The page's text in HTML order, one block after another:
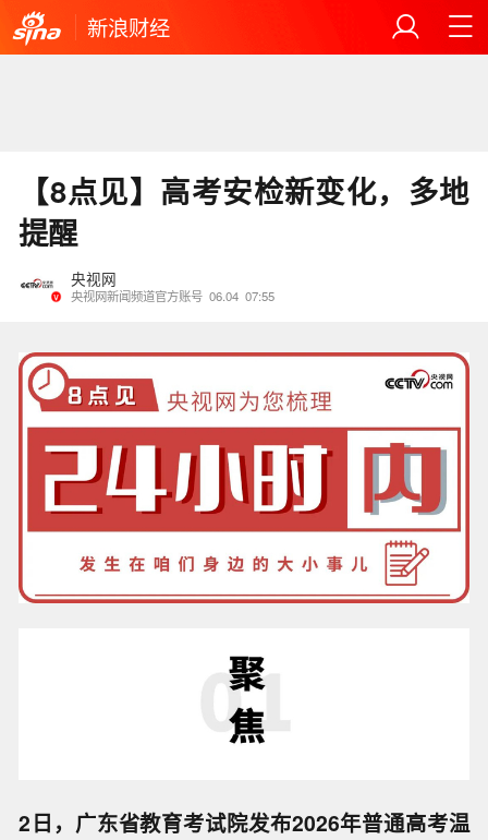
新浪财经
【8点见】高考安检新变化，多地
提醒
央视网
央视网新闻频道官方账号 06.04 07:55
2日，广东省教育考试院发布2026年普通高考温